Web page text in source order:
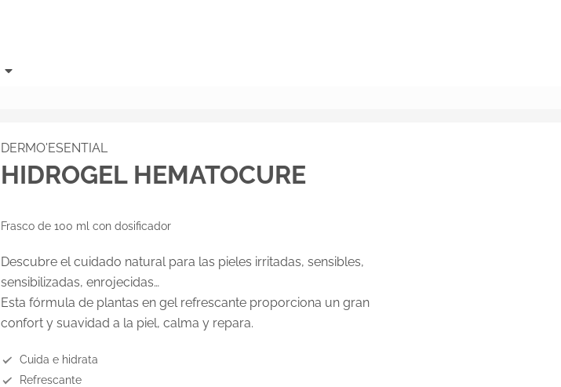
DERMO'ESENTIAL
HIDROGEL HEMATOCURE
Frasco de 100 ml con dosificador
Descubre el cuidado natural para las pieles irritadas, sensibles,
sensibilizadas, enrojecidas…
Esta fórmula de plantas en gel refrescante proporciona un gran
confort y suavidad a la piel, calma y repara.
Cuida e hidrata
Refrescante